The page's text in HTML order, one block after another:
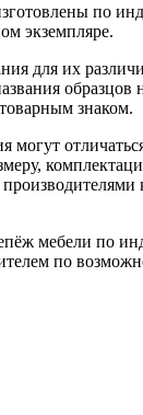
по
экземпляре.
для их
образцов
знаком.
могут
мебели по
по